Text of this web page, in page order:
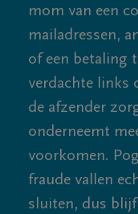
mom van een
mailadressen,
of een betaling
verdachte links
de afzender
onderneemt
voorkomen.
fraude vallen
sluiten, dus blijf